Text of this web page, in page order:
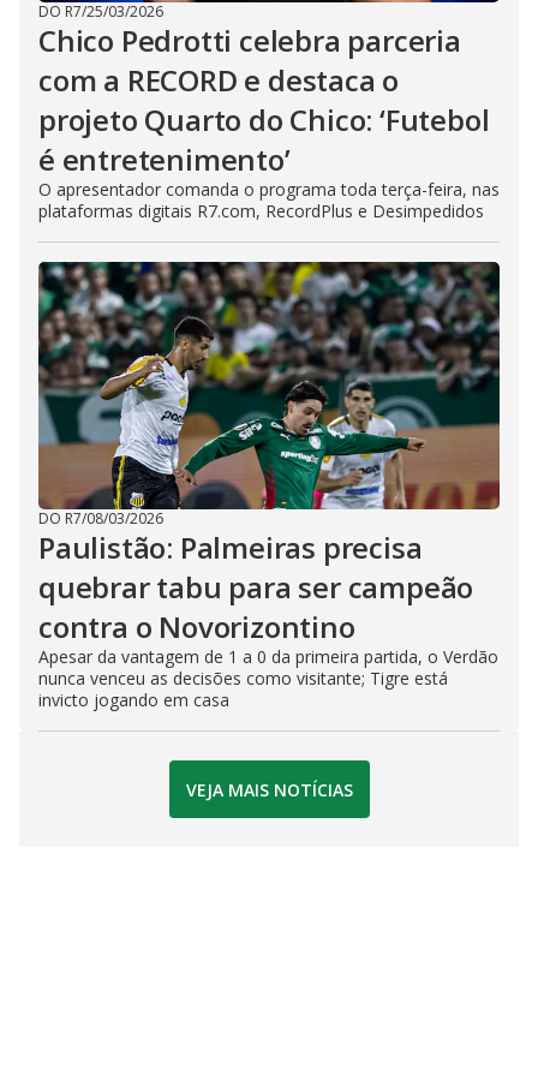
DO R7/25/03/2026
Chico Pedrotti celebra parceria
com a RECORD e destaca o
projeto Quarto do Chico: ‘Futebol
é entretenimento’
O apresentador comanda o programa toda terça-feira, nas
plataformas digitais R7.com, RecordPlus e Desimpedidos
DO R7/08/03/2026
Paulistão: Palmeiras precisa
quebrar tabu para ser campeão
contra o Novorizontino
Apesar da vantagem de 1 a 0 da primeira partida, o Verdão
nunca venceu as decisões como visitante; Tigre está
invicto jogando em casa
VEJA MAIS NOTÍCIAS